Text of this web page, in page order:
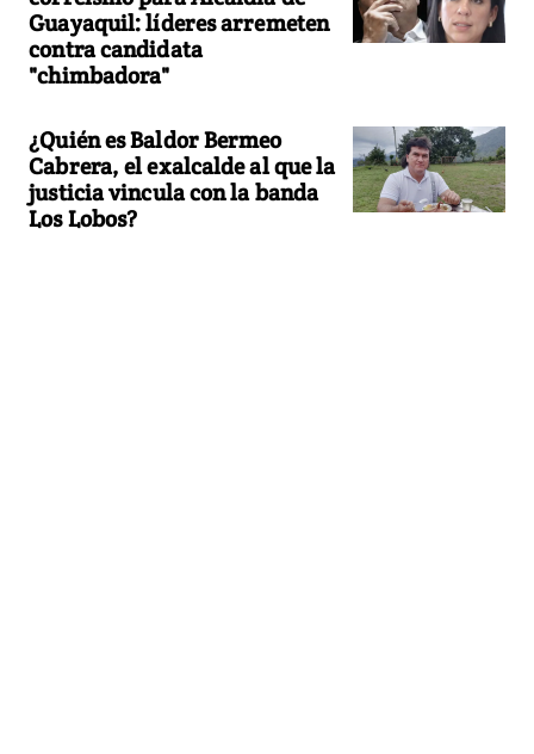
Guayaquil: líderes arremeten
contra candidata
"chimbadora"
¿Quién es Baldor Bermeo
Cabrera, el exalcalde al que la
justicia vincula con la banda
Los Lobos?